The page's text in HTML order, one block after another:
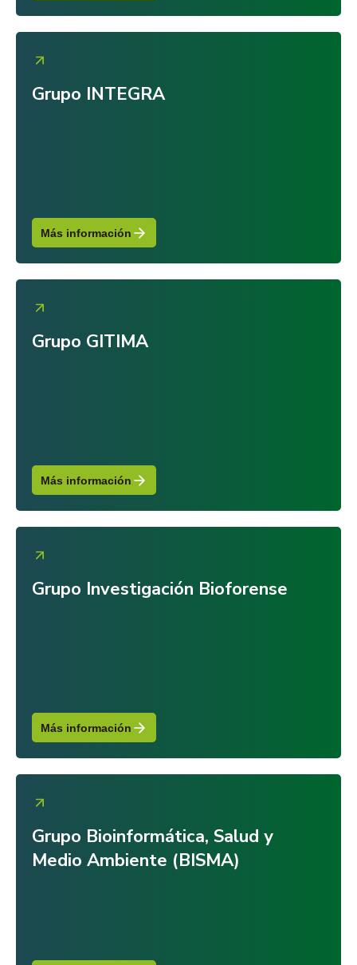
Grupo INTEGRA
Más información
Grupo GITIMA
Más información
Grupo Investigación Bioforense
Más información
Grupo Bioinformática, Salud y
Medio Ambiente (BISMA)